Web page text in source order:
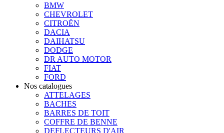
BMW
CHEVROLET
CITROËN
DACIA
DAIHATSU
DODGE
DR AUTO MOTOR
FIAT
FORD
Nos catalogues
ATTELAGES
BACHES
BARRES DE TOIT
COFFRE DE BENNE
DEFLECTEURS D'AIR